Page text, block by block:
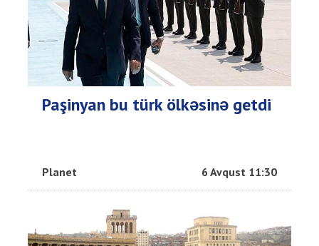
Paşinyan bu türk ölkəsinə getdi
Planet 6 Avqust 11:30